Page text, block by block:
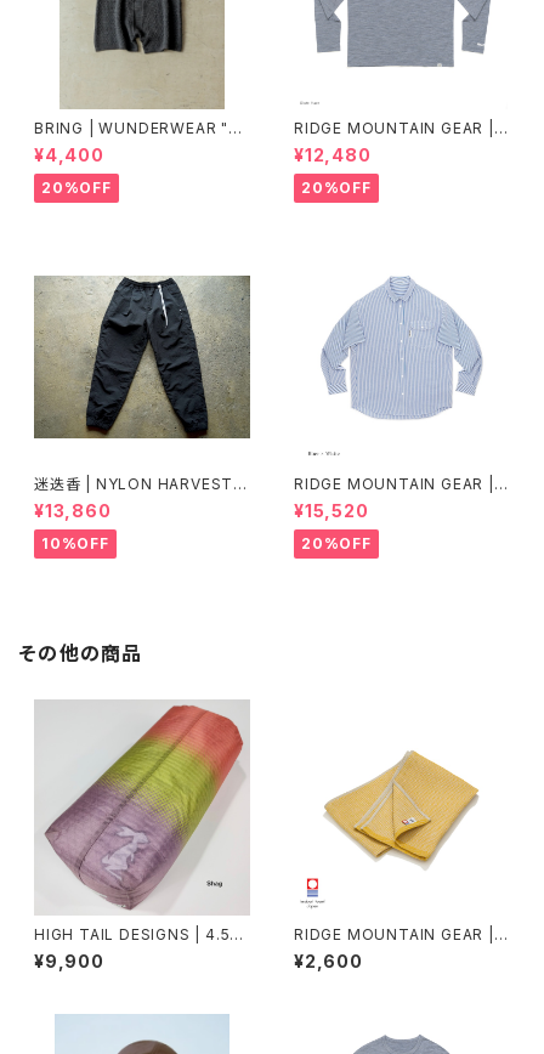
BRING | WUNDERWEAR "O
NE" 50/50
¥4,400
20%OFF
RIDGE MOUNTAIN GEAR |
Merino Basic Long Sleeve
Tee "Micro Border"
¥12,480
20%OFF
迷迭香 | NYLON HARVEST T
RAINER Ver.2025 Lot.3
¥13,860
10%OFF
RIDGE MOUNTAIN GEAR | B
asic Long Sleeve Shirt "Str
ipe"
¥15,520
20%OFF
その他の商品
HIGH TAIL DESIGNS | 4.5L
Stuff Sack TX50
¥9,900
RIDGE MOUNTAIN GEAR |
Waffle Neck Wrap Towel
¥2,600